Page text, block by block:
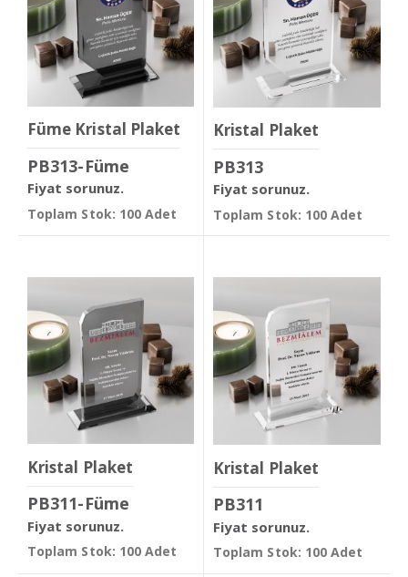
Füme Kristal Plaket
PB313-Füme
Fiyat sorunuz.
Toplam Stok: 100 Adet
Kristal Plaket
PB313
Fiyat sorunuz.
Toplam Stok: 100 Adet
Kristal Plaket
PB311-Füme
Fiyat sorunuz.
Toplam Stok: 100 Adet
Kristal Plaket
PB311
Fiyat sorunuz.
Toplam Stok: 100 Adet